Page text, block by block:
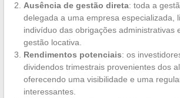
Ausência de gestão direta: toda a
delegada a uma empresa especializada,
indivíduo das obrigações administrativas
gestão locativa.
Rendimentos potenciais: os
dividendos trimestrais provenientes dos
oferecendo uma visibilidade e uma
interessantes.